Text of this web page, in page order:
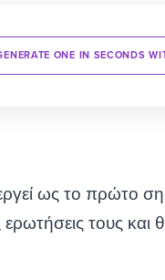
ONE IN SECONDS
ως το πρώτο
τους και